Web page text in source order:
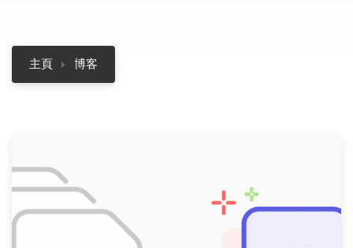
主頁 博客